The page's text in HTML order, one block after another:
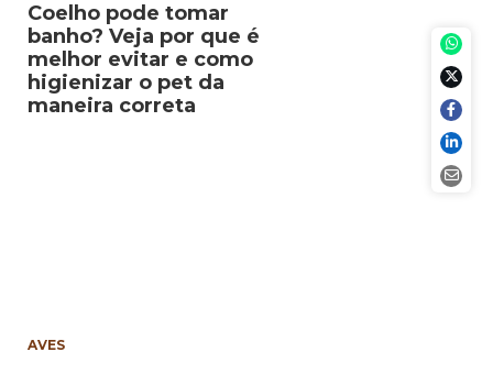
Coelho pode tomar
banho? Veja por que é
melhor evitar e como
higienizar o pet da
maneira correta
AVES